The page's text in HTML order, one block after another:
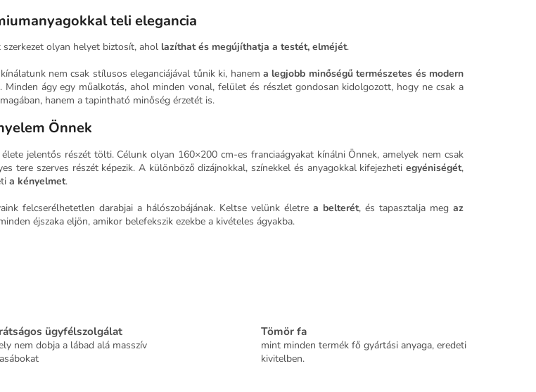
s
a
i
r
á
n
á
s
e
m
teli elegancia
olyan helyet biztosít, ahol lazíthat és megújíthatja a testét, elméjét.
nem csak stílusos eleganciájával tűnik ki, hanem a legjobb minőségű természetes és modern
Minden ágy egy műalkotás, ahol minden vonal, felület és részlet gondosan kidolgozott, hogy ne csak a
hanem a tapintható minőség érzetét is.
Önnek
jelentős részét tölti. Célunk olyan 160×200 cm-es franciaágyakat kínálni Önnek, amelyek nem csak
tere szerves részét képezik. A különböző dizájnokkal, színekkel és anyagokkal kifejezheti egyéniségét,
a kényelmet.
felcserélhetetlen darabjai a hálószobájának. Keltse velünk életre a belterét, és tapasztalja meg az
éjszaka eljön, amikor belefekszik ezekbe a kivételes ágyakba.
ügyfélszolgálat
nem dobja a lábad alá masszív
Tömör fa
mint minden termék fő gyártási anyaga, eredeti
kivitelben.